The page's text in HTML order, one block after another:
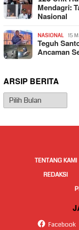
Mendagri:
Nasional
NASIONAL 15
Teguh
Ancaman
ARSIP BERITA
Arsip
Berita
TENTANG KAMI
REDAKSI
Facebook